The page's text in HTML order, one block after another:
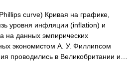
curve) Кривая на графике,
уровня инфляции (inflation) и
на данных эмпирических
экономистом А. У. Филлипсом
проводились в Великобритании и…